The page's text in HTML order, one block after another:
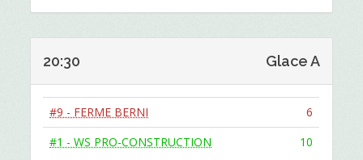
20:30 Glace A
#9 - FERME BERNI
6
#1 - WS PRO-CONSTRUCTION
10